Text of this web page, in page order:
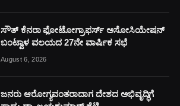
ಸೌತ್ ಕೆನರಾ ಫೋಟೋಗ್ರಾಫರ್ಸ್ ಅಸೋಸಿಯೇಷನ್
ಬಂಟ್ವಾಳ ವಲಯದ 27ನೇ ವಾರ್ಷಿಕ ಸಭೆ
August 6, 2026
ಜನರು ಆರೋಗ್ಯವಂತರಾದಾಗ ದೇಶದ ಅಭಿವೃದ್ಧಿಗೆ